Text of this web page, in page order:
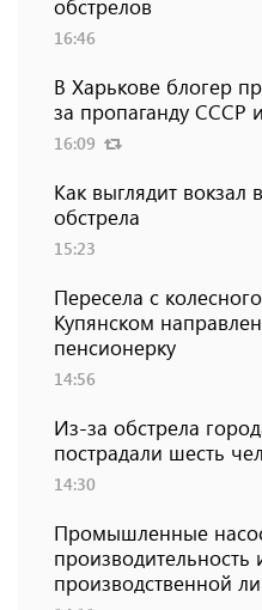
обстрелов
16:46
В Харькове блогер
за пропаганду СССР
16:09
Как выглядит вокзал
обстрела
15:23
Пересела с
Купянском
пенсионерку
14:56
Из-за обстрела
пострадали шесть
14:30
Промышленные
производительность
производственной